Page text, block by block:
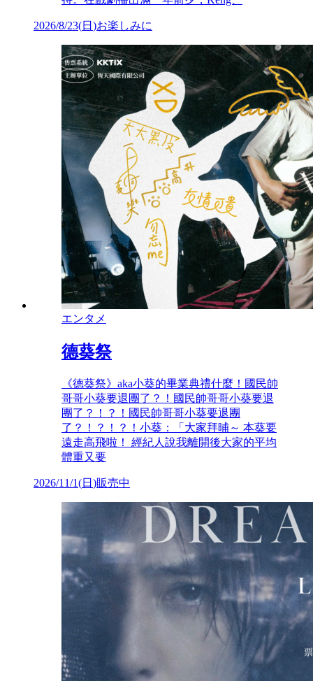
2026/8/23(日 )お楽しみに
エンタメ
德葵祭
《德葵祭》aka小葵的畢業典禮什麼！國民帥
哥哥小葵要退團了？！國民帥哥哥小葵要退
團了？！？！國民帥哥哥小葵要退團
了？！？！？！小葵：「大家拜晡～ 本葵要
遠走高飛啦！ 經紀人說我離開後大家的平均
體重又要
2026/11/1(日 )販売中